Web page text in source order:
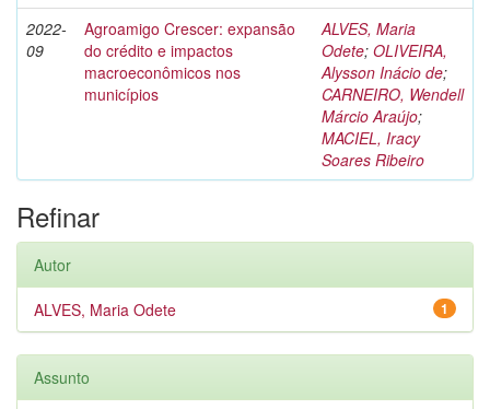
2022-
09
Agroamigo Crescer: expansão
do crédito e impactos
macroeconômicos nos
municípios
ALVES, Maria
Odete; OLIVEIRA,
Alysson Inácio de;
CARNEIRO, Wendell
Márcio Araújo;
MACIEL, Iracy
Soares Ribeiro
Refinar
Autor
1
ALVES, Maria Odete
Assunto